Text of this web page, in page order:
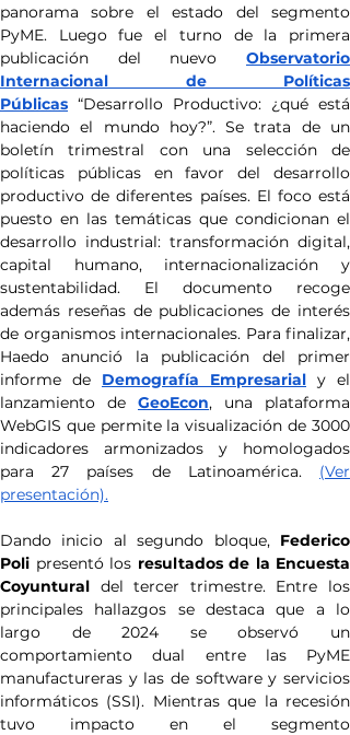
panorama sobre el estado del segmento
PyME. Luego fue el turno de la primera
publicación del nuevo Observatorio
Internacional de Políticas
Públicas “Desarrollo Productivo: ¿qué está
haciendo el mundo hoy?”. Se trata de un
boletín trimestral con una selección de
políticas públicas en favor del desarrollo
productivo de diferentes países. El foco está
puesto en las temáticas que condicionan el
desarrollo industrial: transformación digital,
capital humano, internacionalización y
sustentabilidad. El documento recoge
además reseñas de publicaciones de interés
de organismos internacionales. Para finalizar,
Haedo anunció la publicación del primer
informe de Demografía Empresarial y el
lanzamiento de GeoEcon, una plataforma
WebGIS que permite la visualización de 3000
indicadores armonizados y homologados
para 27 países de Latinoamérica. (Ver
presentación).
Dando inicio al segundo bloque, Federico
Poli presentó los resultados de la Encuesta
Coyuntural del tercer trimestre. Entre los
principales hallazgos se destaca que a lo
largo de 2024 se observó un
comportamiento dual entre las PyME
manufactureras y las de software y servicios
informáticos (SSI). Mientras que la recesión
tuvo impacto en el segmento